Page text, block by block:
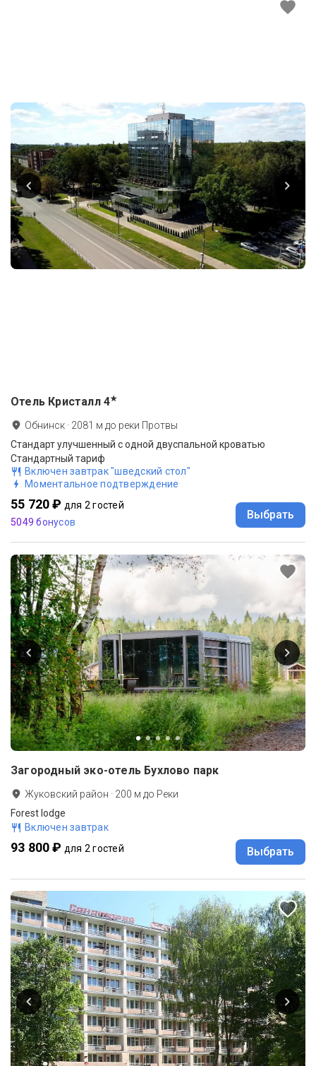
Отель Кристалл 4★
Обнинск · 2081 м до реки Протвы
Стандарт улучшенный с одной двуспальной кроватью
Стандартный тариф
Включен завтрак "шведский стол"
Моментальное подтверждение
55 720 ₽ для 2 гостей
5049 бонусов
Выбрать
Загородный эко-отель Бухлово парк
Жуковский район · 200 м до Реки
Forest lodge
Включен завтрак
93 800 ₽ для 2 гостей Выбрать